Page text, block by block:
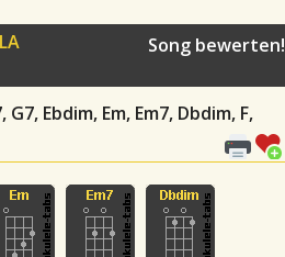
G7, Ebdim, Em, Em7, Dbdim, F,
Song bewerten!